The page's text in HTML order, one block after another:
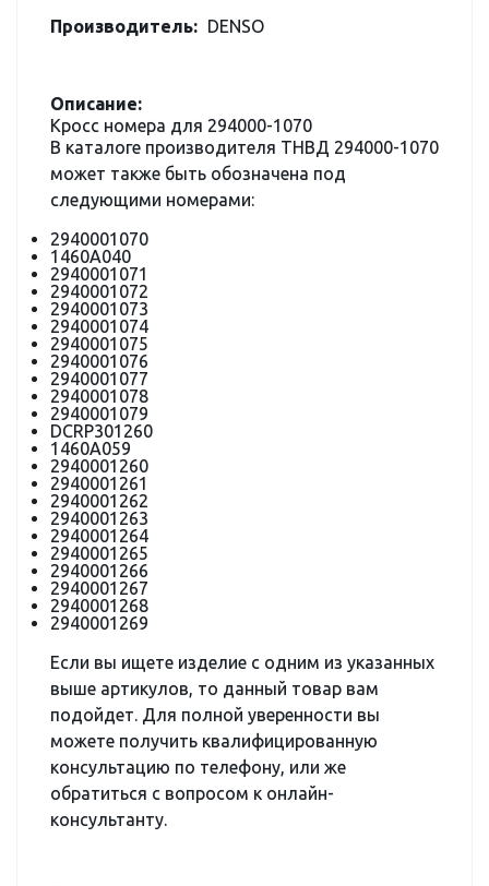
Производитель: DENSO
Описание:
Кросс номера для 294000-1070
В каталоге производителя ТНВД 294000-1070
может также быть обозначена под
следующими номерами:
2940001070
1460A040
2940001071
2940001072
2940001073
2940001074
2940001075
2940001076
2940001077
2940001078
2940001079
DCRP301260
1460A059
2940001260
2940001261
2940001262
2940001263
2940001264
2940001265
2940001266
2940001267
2940001268
2940001269
Если вы ищете изделие с одним из указанных
выше артикулов, то данный товар вам
подойдет. Для полной уверенности вы
можете получить квалифицированную
консультацию по телефону, или же
обратиться с вопросом к онлайн-
консультанту.